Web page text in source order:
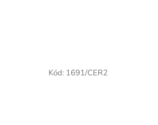
Kód: 1691/CER2